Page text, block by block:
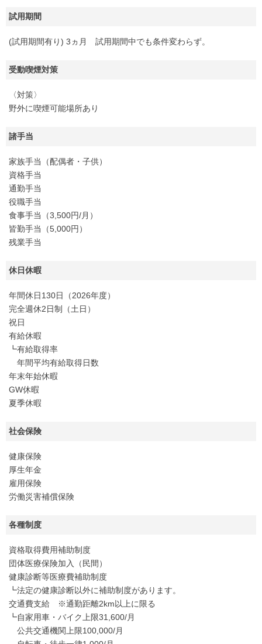
試用期間
(試用期間有り) 3ヵ月 試用期間中でも条件変わらず。
受動喫煙対策
〈対策〉
野外に喫煙可能場所あり
諸手当
家族手当（配偶者・子供）
資格手当
通勤手当
役職手当
食事手当（3,500円/月）
皆勤手当（5,000円）
残業手当
休日休暇
年間休日130日（2026年度）
完全週休2日制（土日）
祝日
有給休暇
┗有給取得率
年間平均有給取得日数
年末年始休暇
GW休暇
夏季休暇
社会保険
健康保険
厚生年金
雇用保険
労働災害補償保険
各種制度
資格取得費用補助制度
団体医療保険加入（民間）
健康診断等医療費補助制度
┗法定の健康診断以外に補助制度があります。
交通費支給 ※通勤距離2km以上に限る
┗自家用車・バイク上限31,600/月
公共交通機関上限100,000/月